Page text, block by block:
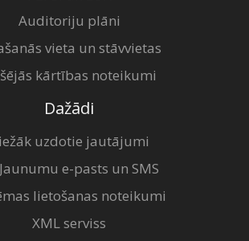
Auditoriju plāni
vieta un stāvvietas
kārtības noteikumi
Dažādi
uzdotie jautājumi
e-pasts un SMS
lietošanas noteikumi
XML serviss